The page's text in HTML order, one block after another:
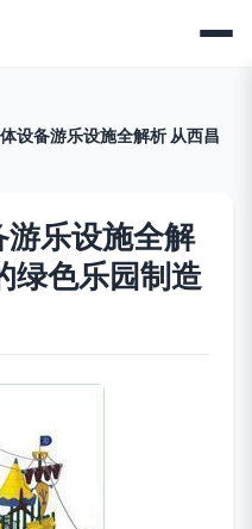
设备游乐设施全解析 从西昌
乐设施全解
绿色乐园制造